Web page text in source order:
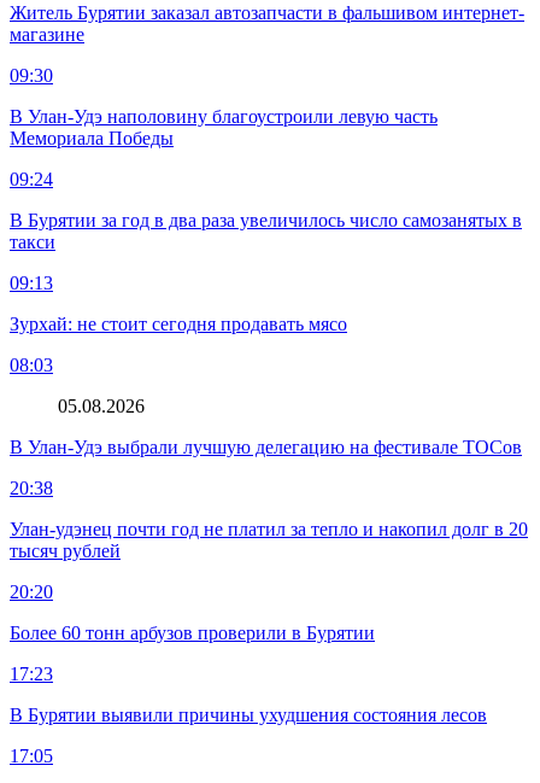
Житель Бурятии заказал автозапчасти в фальшивом интернет-
магазине
09:30
В Улан-Удэ наполовину благоустроили левую часть
Мемориала Победы
09:24
В Бурятии за год в два раза увеличилось число самозанятых в
такси
09:13
Зурхай: не стоит сегодня продавать мясо
08:03
05.08.2026
В Улан-Удэ выбрали лучшую делегацию на фестивале ТОСов
20:38
Улан-удэнец почти год не платил за тепло и накопил долг в 20
тысяч рублей
20:20
Более 60 тонн арбузов проверили в Бурятии
17:23
В Бурятии выявили причины ухудшения состояния лесов
17:05